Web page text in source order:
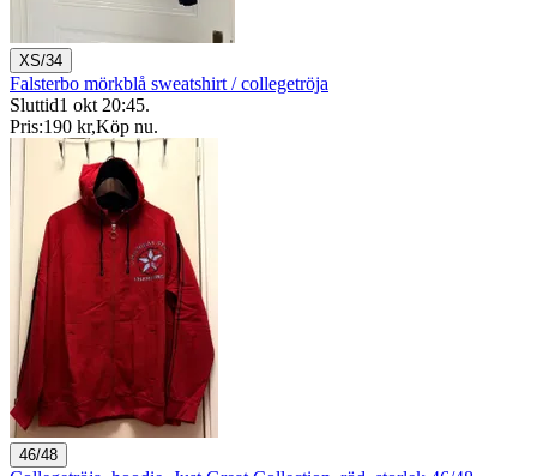
XS/34
Falsterbo mörkblå sweatshirt / collegetröja
Sluttid1 okt 20:45.
Pris:190 kr,Köp nu.
46/48